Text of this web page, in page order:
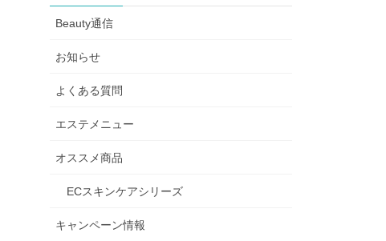
Beauty通信
お知らせ
よくある質問
エステメニュー
オススメ商品
ECスキンケアシリーズ
キャンペーン情報